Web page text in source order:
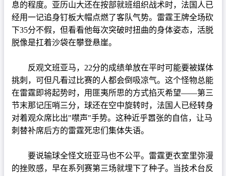
足球录像
篮球录像
足球新闻
篮球新闻
息的程度。亚历山大还在按部就班组织战术时，法国人已
经用一记追身钉板大帽点燃了客队气势。雷霆王牌全场砍
下35分不假，但看看他每次突破时扭曲的身体姿态，活脱
脱像是扛着沙袋在攀登悬崖。
反观文班亚马，22分的成绩单放在平时可能要被媒体
挑刺，可但凡看过比赛的人都会倒吸凉气。这个怪物总能
在雷霆即将起势时，用匪夷所思的方式掐灭希望——第三
节末那记压哨三分，球还在空中旋转时，法国人已经转身
对着观众席比出"噤声"手势。这种近乎嚣张的自信，让马
刺替补席后方的雷霆死忠们集体失语。
要说输球全怪文班亚马也不公平。雷霆更衣室里弥漫
的挫败感，早在系列赛第三场就埋下了种子。当技术台反